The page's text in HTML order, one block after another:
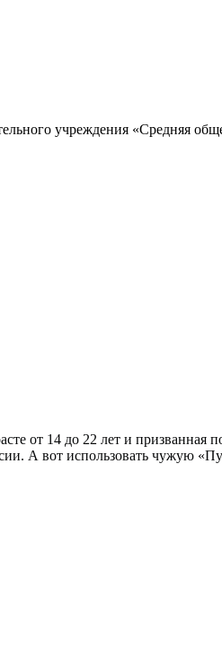
учреждения «Средняя
от 14 до 22 лет и призванная
А вот использовать чужую